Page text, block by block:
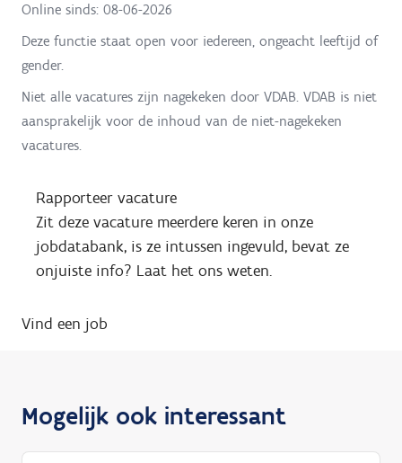
Online sinds: 08-06-2026
Deze functie staat open voor iedereen, ongeacht leeftijd of
gender.
Niet alle vacatures zijn nagekeken door VDAB. VDAB is niet
aansprakelijk voor de inhoud van de niet-nagekeken
vacatures.
Rapporteer vacature
Zit deze vacature meerdere keren in onze
jobdatabank, is ze intussen ingevuld, bevat ze
onjuiste info? Laat het ons weten.
Vind een job
Mogelijk ook interessant